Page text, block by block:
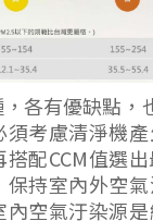
各有優缺點，
須考慮清淨機
配CCM值選
持室內外空
空氣汙染源